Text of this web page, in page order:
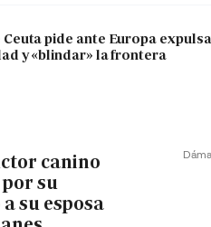
pide ante Europa
y «blindar» la frontera
canino
por su
su esposa